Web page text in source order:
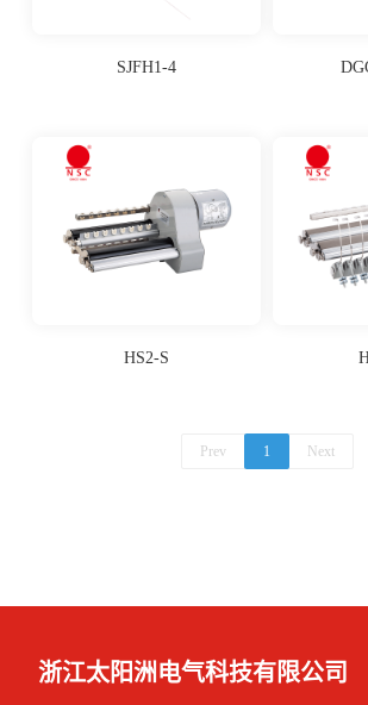
SJFH1-4
HS2-S
Prev 1 Next
浙江太阳洲电气科技有限公司